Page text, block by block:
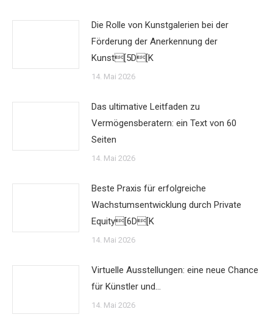
Die Rolle von Kunstgalerien bei der
Förderung der Anerkennung der
Kunst[5D[K
14. Mai 2026
Das ultimative Leitfaden zu
Vermögensberatern: ein Text von 60
Seiten
14. Mai 2026
Beste Praxis für erfolgreiche
Wachstumsentwicklung durch Private
Equity[6D[K
14. Mai 2026
Virtuelle Ausstellungen: eine neue Chance
für Künstler und…
14. Mai 2026